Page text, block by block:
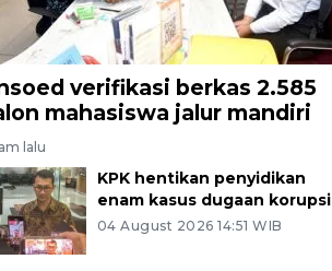
verifikasi berkas 2.585
mahasiswa jalur mandiri
lalu
KPK hentikan penyidikan
enam kasus dugaan korupsi
04 August 2026 14:51 WIB